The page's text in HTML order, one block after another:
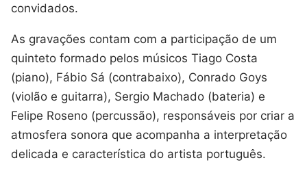
convidados.
As gravações contam com a participação de um
quinteto formado pelos músicos Tiago Costa
(piano), Fábio Sá (contrabaixo), Conrado Goys
(violão e guitarra), Sergio Machado (bateria) e
Felipe Roseno (percussão), responsáveis por criar a
atmosfera sonora que acompanha a interpretação
delicada e característica do artista português.